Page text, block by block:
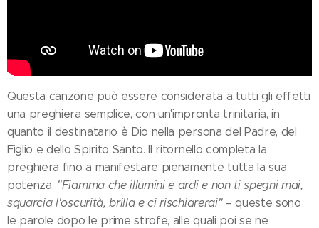
Questa canzone può essere considerata a tutti gli effetti
una preghiera semplice, con un'impronta trinitaria, in
quanto il destinatario è Dio nella persona del Padre, del
Figlio e dello Spirito Santo. Il ritornello completa la
preghiera fino a manifestare pienamente tutta la sua
potenza. "Fiamma che illumini e ardi e non ti spegni mai,
squarcia l'oscurità, brilla e ci rischiarerai"– queste sono
le parole dopo le prime strofe, alle quali poi se ne